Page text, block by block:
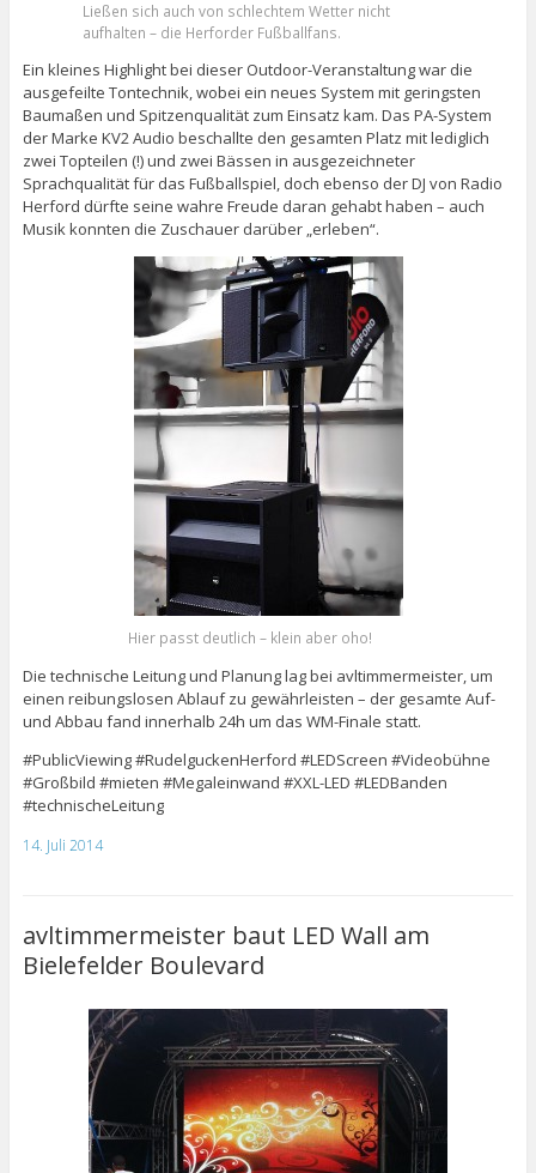
Ließen sich auch von schlechtem Wetter nicht
aufhalten – die Herforder Fußballfans.
Ein kleines Highlight bei dieser Outdoor-Veranstaltung war die
ausgefeilte Tontechnik, wobei ein neues System mit geringsten
Baumaßen und Spitzenqualität zum Einsatz kam. Das PA-System
der Marke KV2 Audio beschallte den gesamten Platz mit lediglich
zwei Topteilen (!) und zwei Bässen in ausgezeichneter
Sprachqualität für das Fußballspiel, doch ebenso der DJ von Radio
Herford dürfte seine wahre Freude daran gehabt haben – auch
Musik konnten die Zuschauer darüber „erleben“.
Hier passt deutlich – klein aber oho!
Die technische Leitung und Planung lag bei avltimmermeister, um
einen reibungslosen Ablauf zu gewährleisten – der gesamte Auf-
und Abbau fand innerhalb 24h um das WM-Finale statt.
#PublicViewing #RudelguckenHerford #LEDScreen #Videobühne
#Großbild #mieten #Megaleinwand #XXL-LED #LEDBanden
#technischeLeitung
14. Juli 2014
avltimmermeister baut LED Wall am
Bielefelder Boulevard